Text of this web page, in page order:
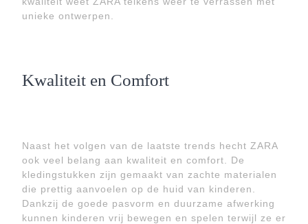
unieke ontwerpen.
Kwaliteit en Comfort
Naast het volgen van de laatste trends hecht ZARA
ook veel belang aan kwaliteit en comfort. De
kledingstukken zijn gemaakt van zachte materialen
die prettig aanvoelen op de huid van kinderen.
Dankzij de goede pasvorm en duurzame afwerking
kunnen kinderen vrij bewegen en spelen terwijl ze er